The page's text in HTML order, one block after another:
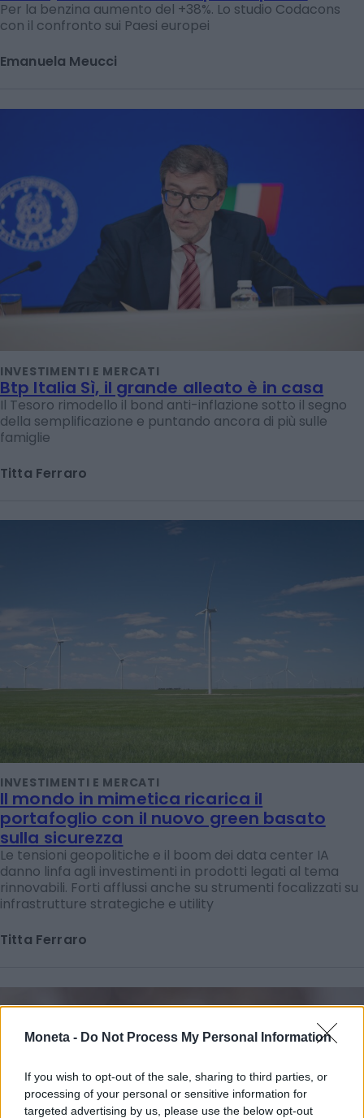
Moneta - Do Not Process My Personal Information
If you wish to opt-out of the sale, sharing to third parties, or
processing of your personal or sensitive information for
targeted advertising by us, please use the below opt-out
Per la benzina aumento del +38%. Lo studio Codacons
con il confronto sui Paesi europei
Emanuela Meucci
INVESTIMENTI E MERCATI
Btp Italia Sì, il grande alleato è in casa
Il Tesoro rimodello il bond anti-inflazione sotto il segno
della semplificazione e puntando ancora di più sulle
famiglie
Titta Ferraro
INVESTIMENTI E MERCATI
Il mondo in mimetica ricarica il
portafoglio con il nuovo green basato
sulla sicurezza
Le tensioni geopolitiche e il boom dei data center IA
danno linfa agli investimenti in prodotti legati al tema
rinnovabili. Forti afflussi anche su strumenti focalizzati su
infrastrutture strategiche e utility
Titta Ferraro